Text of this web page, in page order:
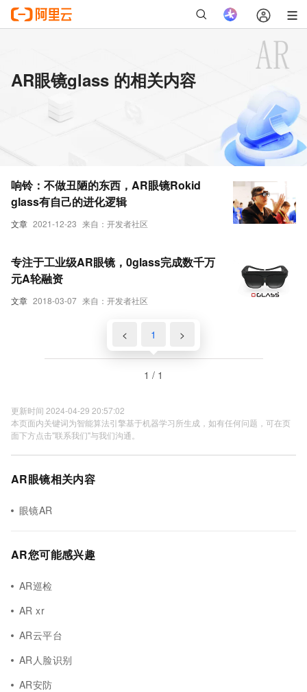
AR眼镜glass 的相关内容
文章 2021-12-23 来自：开发者社区
响铃：不做丑陋的东西，AR眼镜Rokid
glass有自己的进化逻辑
文章 2018-03-07 来自：开发者社区
专注于工业级AR眼镜，0glass完成数千万
元A轮融资
< 1 >
1 / 1
更新时间 2024-04-29 20:57:02
本页面内关键词为智能算法引擎基于机器学习所生成，如有任何问题，可在页
面下方点击"联系我们"与我们沟通。
AR眼镜相关内容
眼镜AR
AR您可能感兴趣
AR巡检
AR xr
AR云平台
AR人脸识别
AR安防